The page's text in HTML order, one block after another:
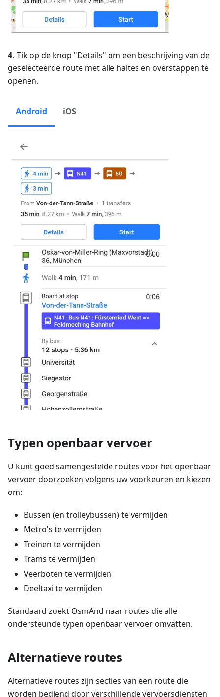
4. Tik op de knop "Details" om een beschrijving van de
geselecteerde route met alle haltes en overstappen te
openen.
Android iOS
Typen openbaar vervoer
U kunt goed samengestelde routes voor het openbaar
vervoer doorzoeken volgens uw voorkeuren en kiezen
om:
Bussen (en trolleybussen) te vermijden
Metro's te vermijden
Treinen te vermijden
Trams te vermijden
Veerboten te vermijden
Deeltaxi te vermijden
Standaard zoekt OsmAnd naar routes die alle
ondersteunde typen openbaar vervoer omvatten.
Alternatieve routes
Alternatieve routes zijn secties van een route die
worden bediend door verschillende vervoersdiensten